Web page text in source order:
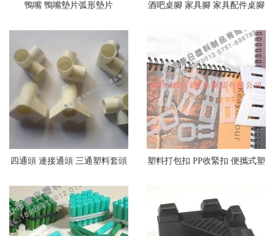
鴨嘴 鴨嘴墊片弧形墊片 酒吧桌腳 家具腳 家具配件桌腳
四通頭 連接通頭 三通塑料套頭
鞋架配件
塑料打包扣 PP收緊扣 便攜式塑